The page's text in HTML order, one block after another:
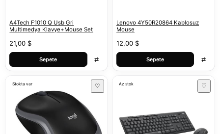
A4Tech F1010 Q Usb Gri
Multimedya Klavye+Mouse Set
21,00 $
Sepete ⇄
Lenovo 4Y50R20864 Kablosuz
Mouse
12,00 $
Sepete ⇄
Stokta var ♡ Az stok ♡